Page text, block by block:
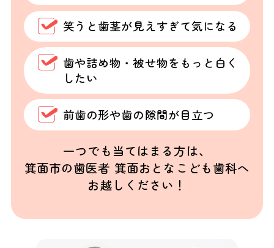
笑うと歯茎が見えすぎて気になる
歯や詰め物・被せ物をもっと白く
したい
前歯の形や歯の隙間が目立つ
一つでも当てはまる方は、
箕面市の歯医者 箕面おとなこども歯科へ
お越しください！